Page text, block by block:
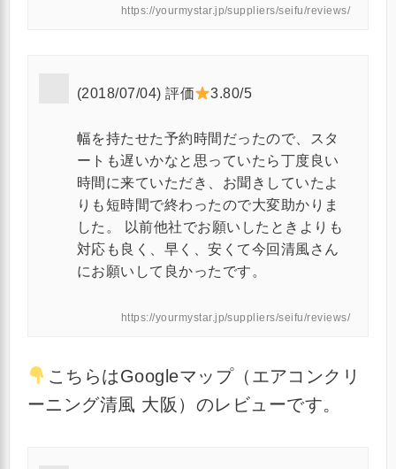
https://yourmystar.jp/suppliers/seifu/reviews/
(2018/07/04) 評価 3.80/5
幅を持たせた予約時間だったので、スタ
ートも遅いかなと思っていたら丁度良い
時間に来ていただき、お聞きしていたよ
りも短時間で終わったので大変助かりま
した。 以前他社でお願いしたときよりも
対応も良く、早く、安くて今回清風さん
にお願いして良かったです。
https://yourmystar.jp/suppliers/seifu/reviews/
こちらはGoogleマップ（エアコンクリ
ーニング清風 大阪）のレビューです。